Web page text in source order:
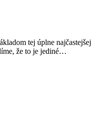
tej úplne najčastejšej
že to je jediné…